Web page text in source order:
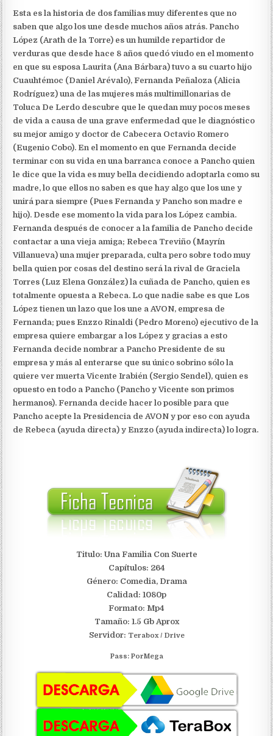
Esta es la historia de dos familias muy diferentes que no
saben que algo los une desde muchos años atrás. Pancho
López (Arath de la Torre) es un humilde repartidor de
verduras que desde hace 8 años quedó viudo en el momento
en que su esposa Laurita (Ana Bárbara) tuvo a su cuarto hijo
Cuauhtémoc (Daniel Arévalo), Fernanda Peñaloza (Alicia
Rodríguez) una de las mujeres más multimillonarias de
Toluca De Lerdo descubre que le quedan muy pocos meses
de vida a causa de una grave enfermedad que le diagnóstico
su mejor amigo y doctor de Cabecera Octavio Romero
(Eugenio Cobo). En el momento en que Fernanda decide
terminar con su vida en una barranca conoce a Pancho quien
le dice que la vida es muy bella decidiendo adoptarla como su
madre, lo que ellos no saben es que hay algo que los une y
unirá para siempre (Pues Fernanda y Pancho son madre e
hijo). Desde ese momento la vida para los López cambia.
Fernanda después de conocer a la familia de Pancho decide
contactar a una vieja amiga; Rebeca Treviño (Mayrín
Villanueva) una mujer preparada, culta pero sobre todo muy
bella quien por cosas del destino será la rival de Graciela
Torres (Luz Elena González) la cuñada de Pancho, quien es
totalmente opuesta a Rebeca. Lo que nadie sabe es que Los
López tienen un lazo que los une a AVON, empresa de
Fernanda; pues Enzzo Rinaldi (Pedro Moreno) ejecutivo de la
empresa quiere embargar a los López y gracias a esto
Fernanda decide nombrar a Pancho Presidente de su
empresa y más al enterarse que su único sobrino sólo la
quiere ver muerta Vicente Irabién (Sergio Sendel), quien es
opuesto en todo a Pancho (Pancho y Vicente son primos
hermanos). Fernanda decide hacer lo posible para que
Pancho acepte la Presidencia de AVON y por eso con ayuda
de Rebeca (ayuda directa) y Enzzo (ayuda indirecta) lo logra.
Titulo: Una Familia Con Suerte
Capítulos: 264
Género: Comedia, Drama
Calidad: 1080p
Formato: Mp4
Tamaño: 1.5 Gb Aprox
Servidor: Terabox / Drive
Pass: PorMega